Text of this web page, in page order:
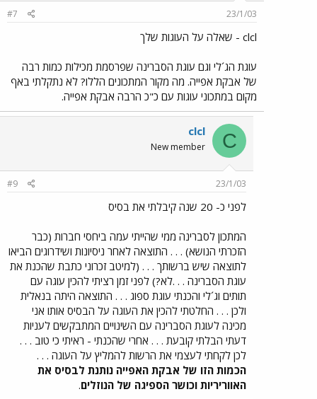
23/1/03
#7
clcl - שאלה על העוגות שלך
עוגת הג´לי וגם עוגת הסברינה שפרסמת מכילות כמות רבה
של אבקת אפייה. מה מקור המתכונים הללו? לא נתקלתי באף
מקום במתכוני עוגות עם כ"כ הרבה אבקת אפייה.
C
clcl
New member
23/1/03
#9
לפני כ- 20 שנה קיבלתי את בסיס
המתכון לסברינה ממי שהייתי עמה ביחסי חברות (כבר
הזכרתי הנושא) . . . התוצאה לאחר ניסיונות ושידרוגים הביאו
לתוצאה שיש ברשותך . . . (למיטב זכרוני כתבת שהכנת את
עוגת הסברינה . . .לא?) לפני זמן רציתי להכין עוגה עם
תותים וג´לי והכנתי עוגת ספוג . . . התוצאה היתה בנאלית
ולכן . . . החלטתי להכין את העוגה על הבסיס אותו אני
מכינה לעוגת הסברינה עם השינויים המתבקשים לעניות
דעתי הבלתי קובעת . . . אחרי שהכנתי - ראיתי כי טוב . . .
לכן לקחתי לעצמי את הרשות להמליץ על העוגה . . .
הכמות הזו של אבקת האפייה נותנת לבסיס את
האווריריות וכושר הספיגה של הנוזלים.